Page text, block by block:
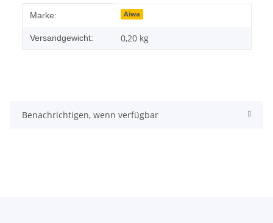
Produkteigenschaft
Wert
Marke: Aiwa
Versandgewicht: 0,20 kg
Benachrichtigen, wenn verfügbar